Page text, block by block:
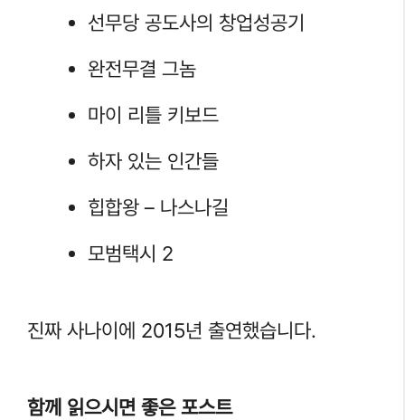
선무당 공도사의 창업성공기
완전무결 그놈
마이 리틀 키보드
하자 있는 인간들
힙합왕 – 나스나길
모범택시 2
진짜 사나이에 2015년 출연했습니다.
함께 읽으시면 좋은 포스트